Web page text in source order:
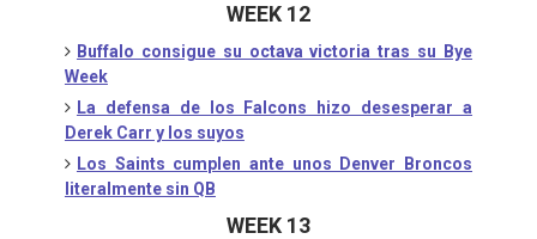
WEEK 12
Buffalo consigue su octava victoria tras su Bye
Week
La defensa de los Falcons hizo desesperar a
Derek Carr y los suyos
Los Saints cumplen ante unos Denver Broncos
literalmente sin QB
WEEK 13